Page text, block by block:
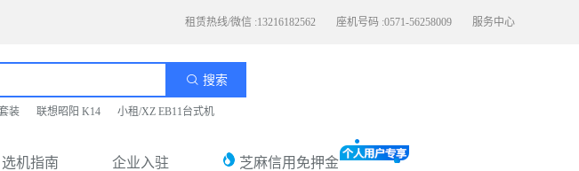
租赁热线/微信 :13216182562 座机号码 :0571-56258009 服务中心
搜索
装 联想昭阳 K14 小租/XZ EB11台式机
选机指南 企业入驻 芝麻信用免押金